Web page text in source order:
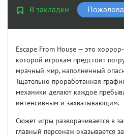
В закладки
Escape From House — это
которой игрокам предстоит
мрачный мир, наполненный
Тщательно проработанная
механики делают каждое
интенсивным и захватывающим.
Сюжет игры разворачивается в
главный персонаж оказывается